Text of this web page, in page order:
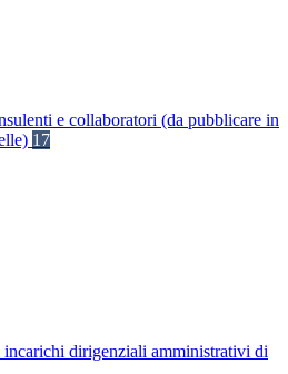
e collaboratori (da pubblicare in
17
dirigenziali amministrativi di